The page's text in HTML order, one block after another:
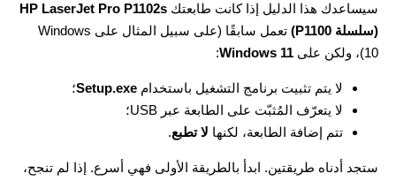
سيساعدك هذا الدليل إذا كانت طابعتك HP LaserJet Pro P1102s
(سلسلة P1100)
تعمل سابقًا (على سبيل المثال على Windows
10)، ولكن على
Windows 11
:
لا يتم تثبيت برنامج التشغيل باستخدام Setup.exe؛
لا يتعرّف المُثبّت على الطابعة عبر USB؛
تتم إضافة الطابعة، لكنها لا تطبع.
ستجد أدناه طريقتين. ابدأ بالطريقة الأولى فهي أسرع. إذا لم تنجح،